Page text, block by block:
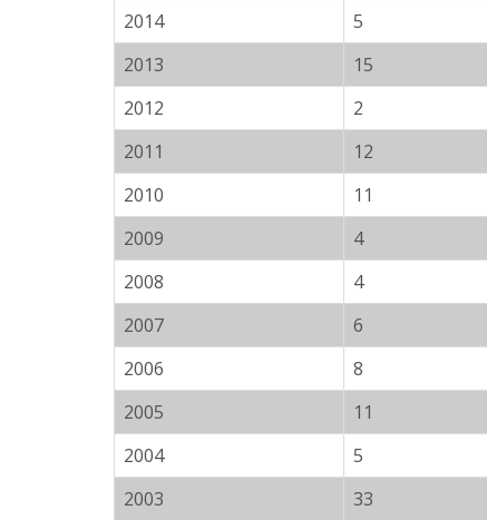
2014
5
2013
15
2012
2
2011
12
2010
11
2009
4
2008
4
2007
6
2006
8
2005
11
2004
5
2003
33